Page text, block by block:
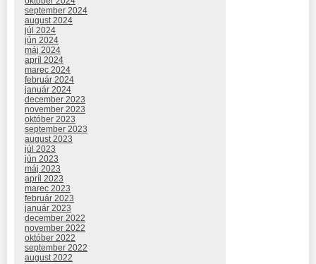
september 2024
august 2024
júl 2024
jún 2024
máj 2024
apríl 2024
marec 2024
február 2024
január 2024
december 2023
november 2023
október 2023
september 2023
august 2023
júl 2023
jún 2023
máj 2023
apríl 2023
marec 2023
február 2023
január 2023
december 2022
november 2022
október 2022
september 2022
august 2022